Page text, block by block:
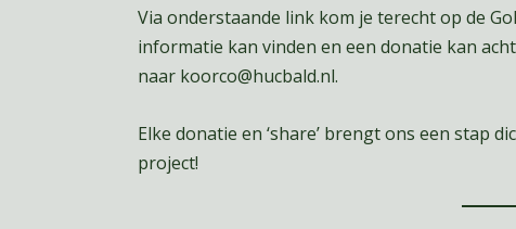
Via onderstaande link kom je terecht op de
informatie kan vinden en een donatie kan
naar koorco@hucbald.nl.
Elke donatie en ‘share’ brengt ons een stap
project!